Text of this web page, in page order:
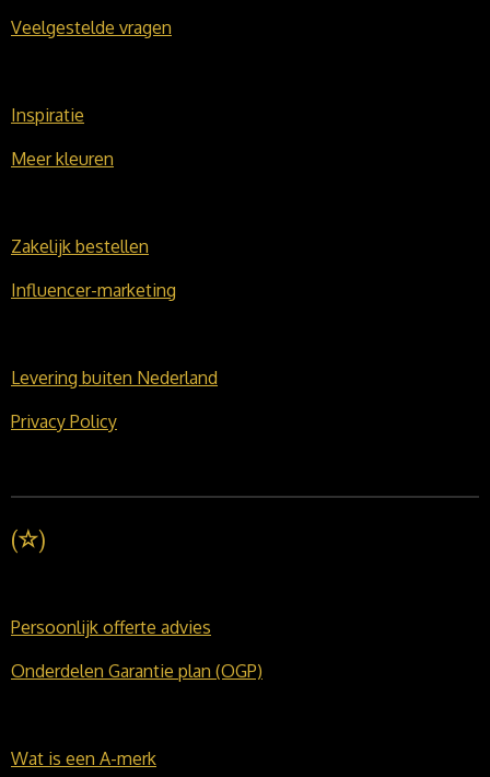
Veelgestelde vragen
Inspiratie
Meer kleuren
Zakelijk bestellen
Influencer-marketing
Levering buiten Nederland
Privacy Policy
(☆)
Persoonlijk offerte advies
Onderdelen Garantie plan (OGP)
Wat is een A-merk